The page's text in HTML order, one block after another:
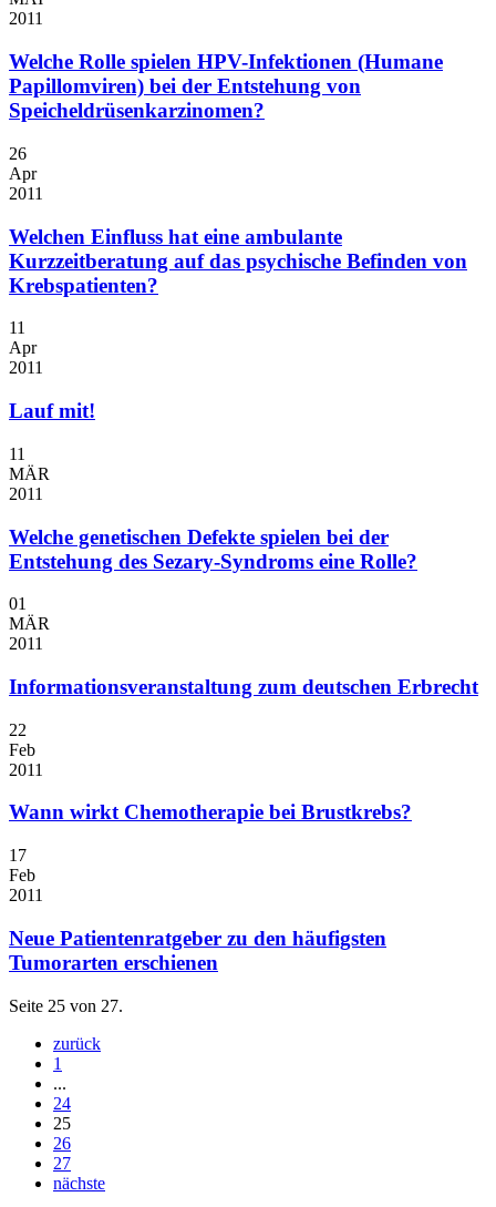
2011
Welche Rolle spielen HPV-Infektionen (Humane
Papillomviren) bei der Entstehung von
Speicheldrüsenkarzinomen?
26
Apr
2011
Welchen Einfluss hat eine ambulante
Kurzzeitberatung auf das psychische Befinden von
Krebspatienten?
11
Apr
2011
Lauf mit!
11
MÄR
2011
Welche genetischen Defekte spielen bei der
Entstehung des Sezary-Syndroms eine Rolle?
01
MÄR
2011
Informationsveranstaltung zum deutschen Erbrecht
22
Feb
2011
Wann wirkt Chemotherapie bei Brustkrebs?
17
Feb
2011
Neue Patientenratgeber zu den häufigsten
Tumorarten erschienen
Seite 25 von 27.
zurück
1
...
24
25
26
27
nächste